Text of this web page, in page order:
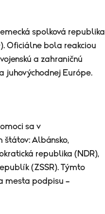
spolková republika
Oficiálne bola reakciou
a zahraničnú
juhovýchodnej Európe.
sa v
štátov: Albánsko,
republika (NDR),
(ZSSR). Týmto
mesta podpisu –